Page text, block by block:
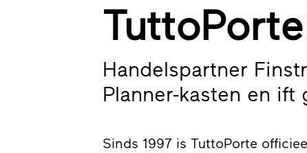
Handelspartner
Planner-kasten en
Sinds 1997 is TuttoPorte